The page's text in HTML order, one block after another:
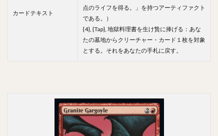
カードテキスト
点のライフを得る。」を持つアーティファクト
である。）
{4}, {Tap}, 地獄料理書を生け贄に捧げる：あな
たの墓地からクリーチャー・カード１枚を対象
とする。それをあなたの手札に戻す。